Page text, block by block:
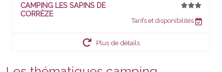
CAMPING LES SAPINS DE
CORRÈZE
Tarifs et disponibilités
Plus de détails